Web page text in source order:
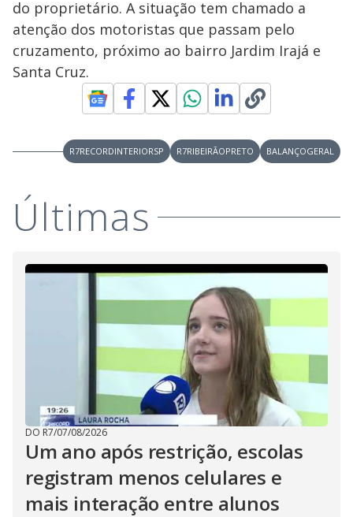
do proprietário. A situação tem chamado a
atenção dos motoristas que passam pelo
cruzamento, próximo ao bairro Jardim Irajá e
Santa Cruz.
R7RECORDINTERIORSP R7RIBEIRÃOPRETO BALANÇOGERAL
Últimas
DO R7/07/08/2026
Um ano após restrição, escolas
registram menos celulares e
mais interação entre alunos